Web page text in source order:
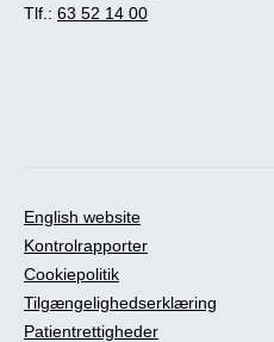
Tlf.: 63 52 14 00
English website
Kontrolrapporter
Cookiepolitik
Tilgængelighedserklæring
Patientrettigheder